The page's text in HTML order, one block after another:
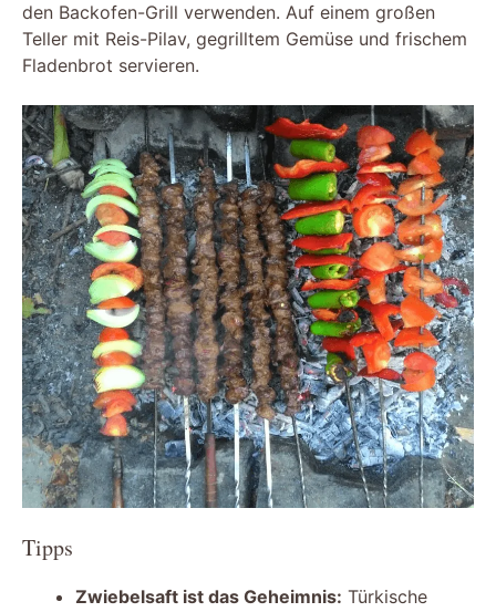
den Backofen-Grill verwenden. Auf einem großen
Teller mit Reis-Pilav, gegrilltem Gemüse und frischem
Fladenbrot servieren.
Tipps
Zwiebelsaft ist das Geheimnis: Türkische